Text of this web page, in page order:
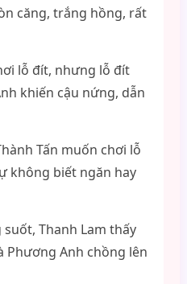
căng, trắng hồng, rất
lỗ đít, nhưng lỗ đít
khiến cậu nứng, dẫn
Tấn muốn chơi lỗ
không biết ngăn hay
Thanh Lam thấy
Phương Anh chồng lên